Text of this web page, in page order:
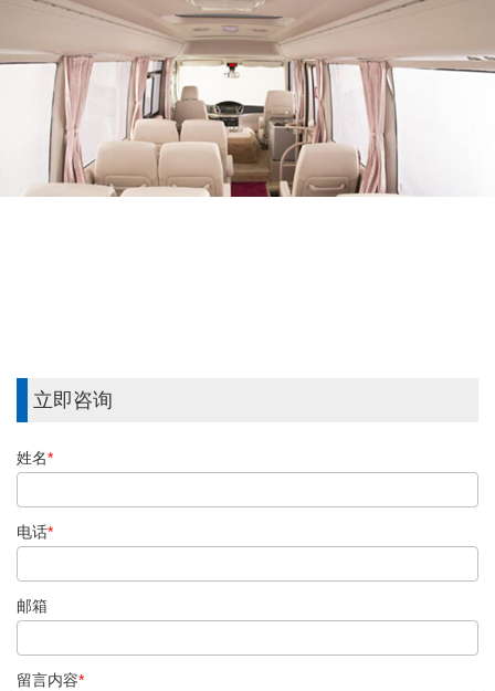
立即咨询
姓名*
电话*
邮箱
留言内容*